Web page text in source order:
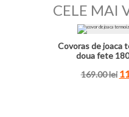
CELE MAI
Covoras de joaca
doua fete
169.00lei